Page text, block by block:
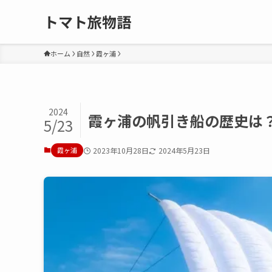
トマト旅物語
ホーム 自然 霞ヶ浦
霞ヶ浦の帆引き船の歴史は
2024
5/23
霞ヶ浦 2023年10月28日 2024年5月23日